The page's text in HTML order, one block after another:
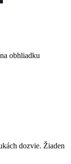
obhliadku
dozvie. Žiaden